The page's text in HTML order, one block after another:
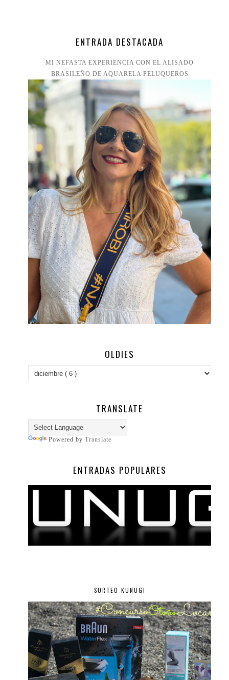
ENTRADA DESTACADA
MI NEFASTA EXPERIENCIA CON EL ALISADO
BRASILEÑO DE AQUARELA PELUQUEROS
OLDIES
TRANSLATE
Powered by Translate
ENTRADAS POPULARES
SORTEO KUNUGI